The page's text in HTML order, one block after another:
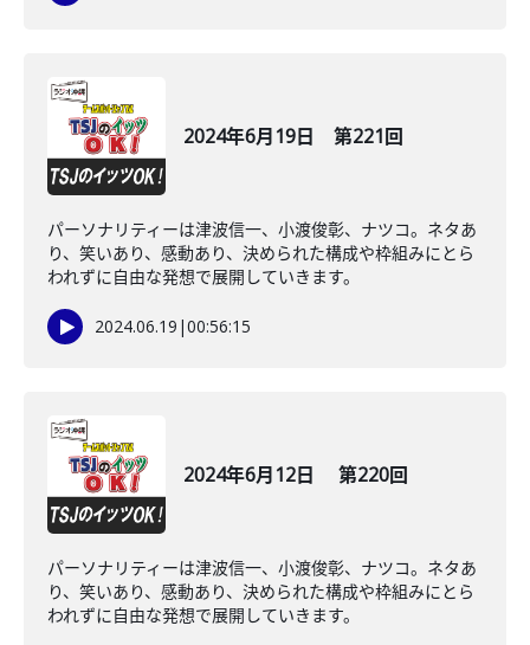
2024年6月19日 第221回
パーソナリティーは津波信一、小渡俊彰、ナツコ。ネタあ
り、笑いあり、感動あり、決められた構成や枠組みにとら
われずに自由な発想で展開していきます。
2024.06.19 |00:56:15
2024年6月12日 第220回
パーソナリティーは津波信一、小渡俊彰、ナツコ。ネタあ
り、笑いあり、感動あり、決められた構成や枠組みにとら
われずに自由な発想で展開していきます。